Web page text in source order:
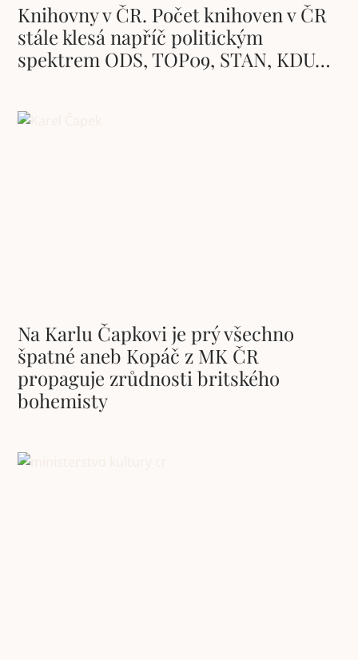
Knihovny v ČR. Počet knihoven v ČR
stále klesá napříč politickým
spektrem ODS, TOP09, STAN, KDU…
Na Karlu Čapkovi je prý všechno
špatné aneb Kopáč z MK ČR
propaguje zrůdnosti britského
bohemisty